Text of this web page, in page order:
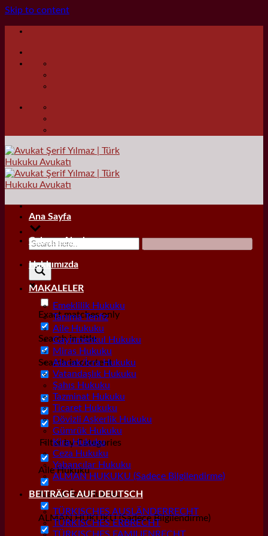
Skip to content
Exact matches only
Search in title
Search in content
Filter by Categories
Aile Hukuku
Alacak/İcra Hukuku
ALMAN HUKUKU (Sadece Bilgilendirme)
Ana Sayfa
Çalışma Alanları
Hakkımızda
MAKALELER
Emeklilik Hukuku
Tanıma Tenfiz
Aile Hukuku
Gayrımenkul Hukuku
Miras Hukuku
Alacak/İcra Hukuku
Vatandaşlık Hukuku
Şahıs Hukuku
Tazminat Hukuku
Ticaret Hukuku
Dövizli Askerlik Hukuku
Gümrük Hukuku
Kira Hukuku
Ceza Hukuku
Yabancılar Hukuku
ALMAN HUKUKU (Sadece Bilgilendirme)
BEITRÄGE AUF DEUTSCH
TÜRKISCHES AUSLÄNDERRECHT
TÜRKISCHES ERBRECHT